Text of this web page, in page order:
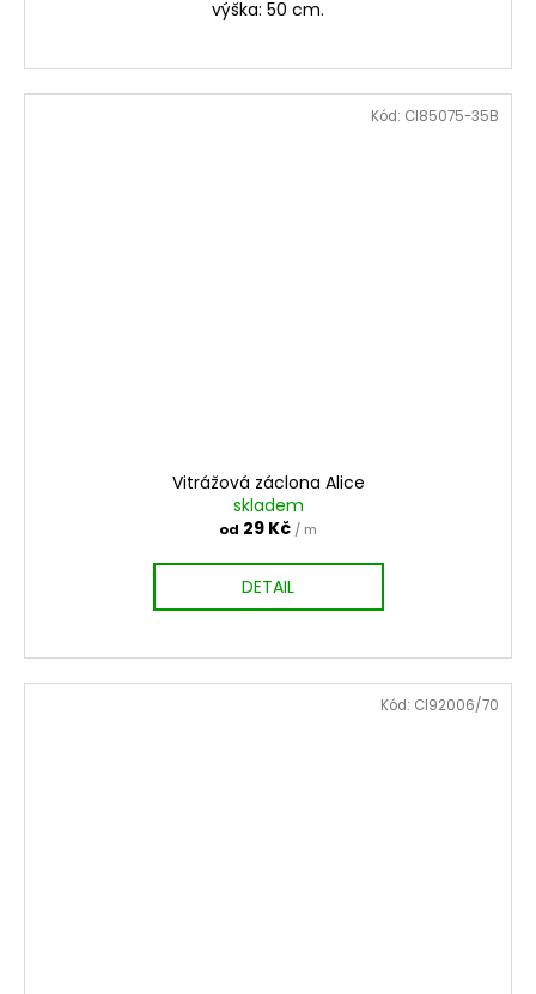
výška: 50 cm.
Vitrážová záclona Alice
skladem
od 29 Kč / m
DETAIL
Kód: CI85075-35B
Kód: CI92006/70